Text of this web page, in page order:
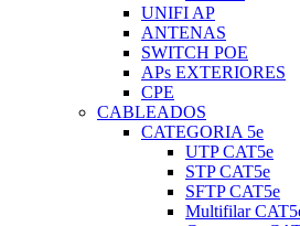
UNIFI AP
ANTENAS
SWITCH POE
APs EXTERIORES
CPE
CABLEADOS
CATEGORIA 5e
UTP CAT5e
STP CAT5e
SFTP CAT5e
Multifilar